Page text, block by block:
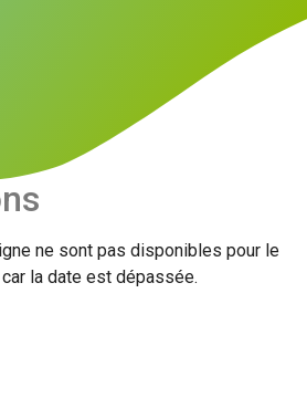
ne sont pas disponibles pour le
la date est dépassée.